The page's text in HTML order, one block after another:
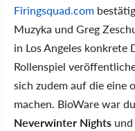
Firingsquad.com
Muzyka und Greg
in Los Angeles konkrete
Rollenspiel
sich zudem auf die eine
machen. BioWare war
Neverwinter Nights und